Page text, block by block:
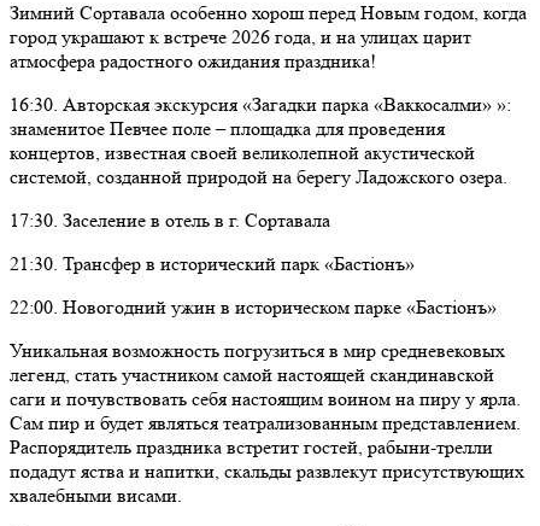
Зимний Сортавала особенно хорош перед Новым годом, когда
город украшают к встрече 2026 года, и на улицах царит
атмосфера радостного ожидания праздника!
16:30. Авторская экскурсия «Загадки парка «Ваккосалми» »:
знаменитое Певчее поле – площадка для проведения
концертов, известная своей великолепной акустической
системой, созданной природой на берегу Ладожского озера.
17:30. Заселение в отель в г. Сортавала
21:30. Трансфер в исторический парк «Бастiонъ»
22:00. Новогодний ужин в историческом парке «Бастiонъ»
Уникальная возможность погрузиться в мир средневековых
легенд, стать участником самой настоящей скандинавской
саги и почувствовать себя настоящим воином на пиру у ярла.
Сам пир и будет являться театрализованным представлением.
Распорядитель праздника встретит гостей, рабыни-трелли
подадут яства и напитки, скальды развлекут присутствующих
хвалебными висами.